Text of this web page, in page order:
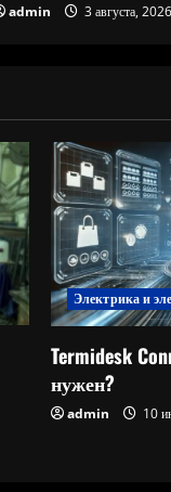
admin 3 августа, 2026
Электрика и
Termidesk
нужен?
admin 10